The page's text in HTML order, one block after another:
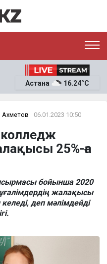
Астана 16.24°C
06.01.2023 10:50
колледж
25%-ға
бойынша 2020
жалақысы
деп мәлімдейді